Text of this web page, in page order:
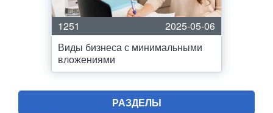
1251
2025-05-06
Виды бизнеса с минимальными
вложениями
РАЗДЕЛЫ